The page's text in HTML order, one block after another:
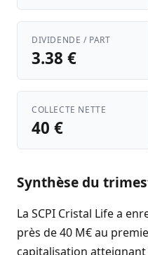
DIVIDENDE / PART
3.38 €
COLLECTE NETTE
40 €
Synthèse du
La SCPI Cristal Life a
près de 40 M€ au
capitalisation atteignant